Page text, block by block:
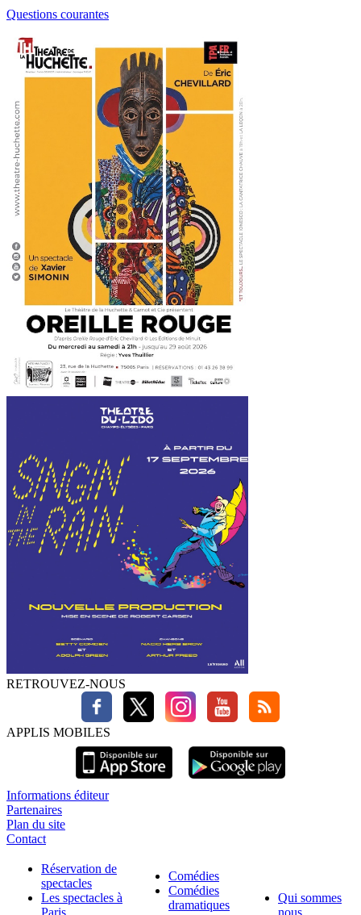
Questions courantes
RETROUVEZ-NOUS
APPLIS MOBILES
Informations éditeur
Partenaires
Plan du site
Contact
Réservation de
spectacles
Les spectacles à
Comédies
Comédies
dramatiques
Qui sommes